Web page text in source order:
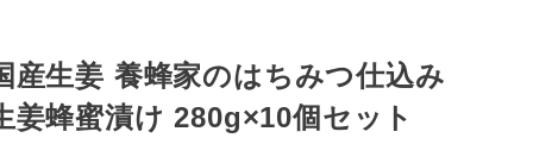
産生姜 養蜂家のはちみつ仕込み
姜蜂蜜漬け 280g×10個セット